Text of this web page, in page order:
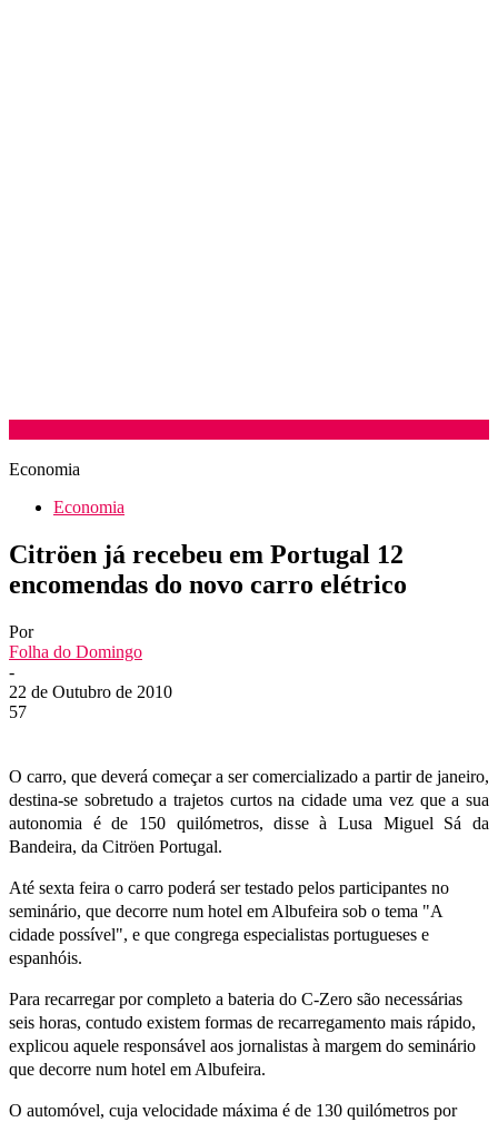
Economia
Economia
Citröen já recebeu em Portugal 12
encomendas do novo carro elétrico
Por
Folha do Domingo
-
22 de Outubro de 2010
57
O carro, que deverá começar a ser comercializado a partir de janeiro,
destina-se sobretudo a trajetos curtos na cidade uma vez que a sua
autonomia é de 150 quilómetros, disse à Lusa Miguel Sá da
Bandeira, da Citröen Portugal.
Até sexta feira o carro poderá ser testado pelos participantes no
seminário, que decorre num hotel em Albufeira sob o tema "A
cidade possível", e que congrega especialistas portugueses e
espanhóis.
Para recarregar por completo a bateria do C-Zero são necessárias
seis horas, contudo existem formas de recarregamento mais rápido,
explicou aquele responsável aos jornalistas à margem do seminário
que decorre num hotel em Albufeira.
O automóvel, cuja velocidade máxima é de 130 quilómetros por